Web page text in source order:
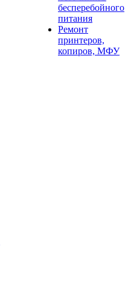
бесперебойного
питания
Ремонт
принтеров,
копиров, МФУ